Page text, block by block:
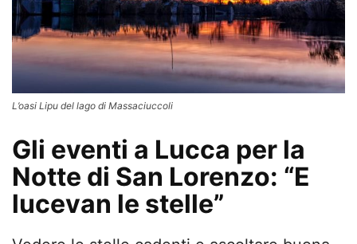
L’oasi Lipu del lago di Massaciuccoli
Gli eventi a Lucca per la
Notte di San Lorenzo: “E
lucevan le stelle”